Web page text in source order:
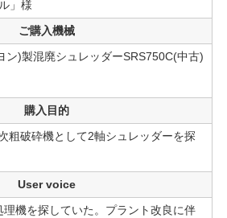
」様
ご購入機械
ン)製混廃シュレッダーSRS750C(中古)
購入目的
粗破砕機として2軸シュレッダーを探
User voice
機を探していた。プラント改良に伴